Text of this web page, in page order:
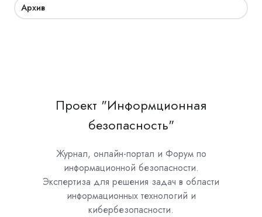
Архив
Проект "Информционная
безопасность"
Журнал, онлайн-портал и Форум по
информационной безопасности.
Экспертиза для решения задач в области
информационных технологий и
кибербезопасности.